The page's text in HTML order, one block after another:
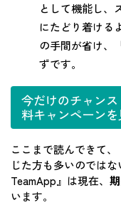
として機能し、
にたどり着ける
の手間が省け、
ずです。
今だけのチャン
料キャンペーン
ここまで読んできて
じた方も多いのでは
TeamApp』は現在、
います。